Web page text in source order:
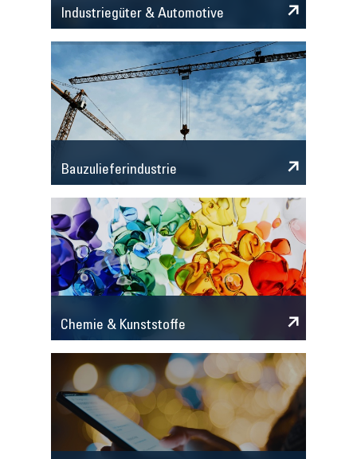
Industriegüter & Automotive
Bauzulieferindustrie
Chemie & Kunststoffe